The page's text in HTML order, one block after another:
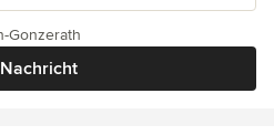
Nachricht
Gonzerath